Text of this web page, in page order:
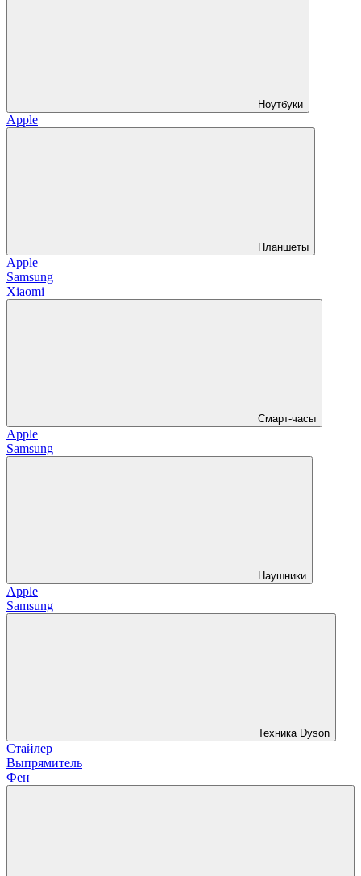
Ноутбуки
Apple
Планшеты
Apple
Samsung
Xiaomi
Смарт-часы
Apple
Samsung
Наушники
Apple
Samsung
Техника Dyson
Стайлер
Выпрямитель
Фен